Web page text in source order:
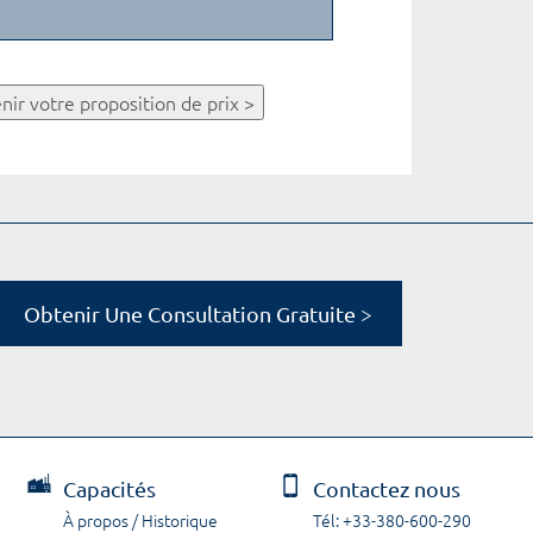
votre proposition de prix >
Obtenir Une Consultation Gratuite >
Capacités
À propos / Historique
Contactez nous
Tél: +33-380-600-290